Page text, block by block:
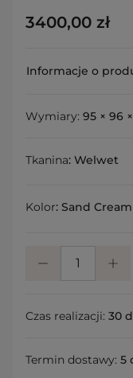
3400,00 zł
Informacje o
Wymiary: 95 × 96
Tkanina: Welwet
Kolor: Sand Cream
Czas realizacji: 30
Termin dostawy: 5